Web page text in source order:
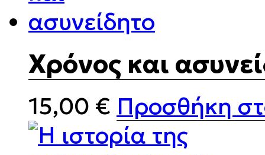
Χρόνος και
15,00 € Προσθήκη